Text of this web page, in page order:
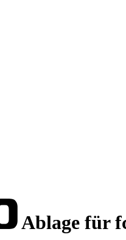
Ablage für